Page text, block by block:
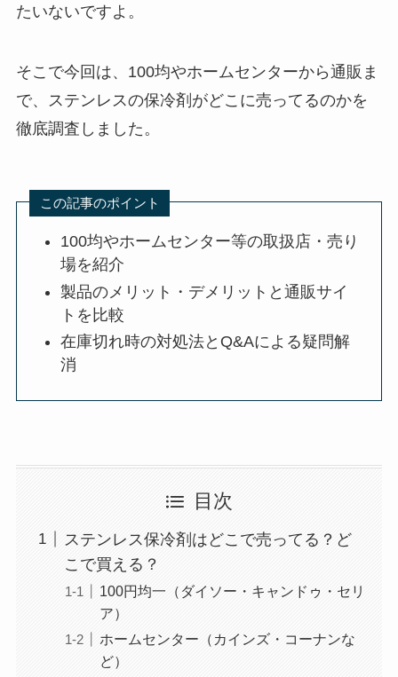
たいないですよ。
そこで今回は、100均やホームセンターから通販ま
で、ステンレスの保冷剤がどこに売ってるのかを
徹底調査しました。
この記事のポイント
100均やホームセンター等の取扱店・売り
場を紹介
製品のメリット・デメリットと通販サイ
トを比較
在庫切れ時の対処法とQ&Aによる疑問解
消
目次
ステンレス保冷剤はどこで売ってる？ど
こで買える？
100円均一（ダイソー・キャンドゥ・セリ
ア）
ホームセンター（カインズ・コーナンな
ど）